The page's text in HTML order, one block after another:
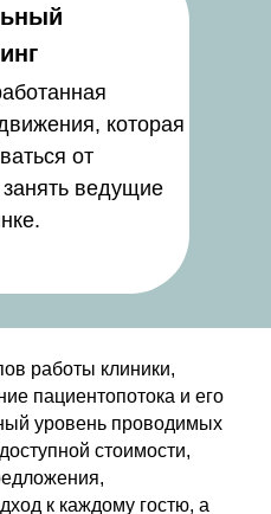
которая
от
занять ведущие
работы клиники,
пациентопотока и его
уровень проводимых
стоимости,
к каждому гостю, а